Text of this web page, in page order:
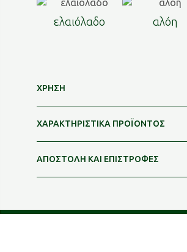
ελαιόλαδο αλόη
ΧΡΗΣΗ
ΧΑΡΑΚΤΗΡΙΣΤΙΚΑ ΠΡΟΪΟΝΤΟΣ
ΑΠΟΣΤΟΛΗ ΚΑΙ ΕΠΙΣΤΡΟΦΕΣ